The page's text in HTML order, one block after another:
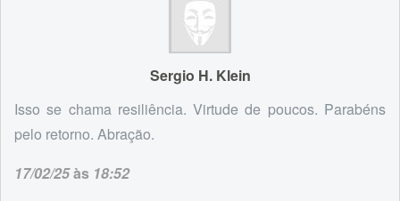
Sergio H. Klein
Isso se chama resiliência. Virtude de poucos. Parabéns
pelo retorno. Abração.
17/02/25às 18:52